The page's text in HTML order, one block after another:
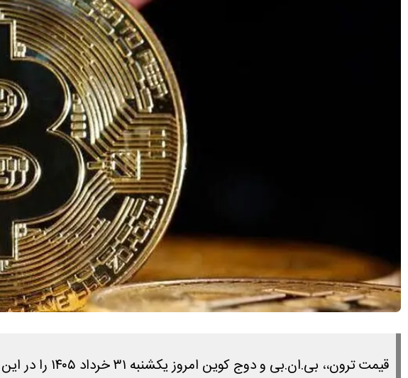
قیمت ترون،، بی.ان.بی و دوج کوین امروز یکشنبه ۳۱ خرداد ۱۴۰۵ را در این مطلب مشاهده می کنید.